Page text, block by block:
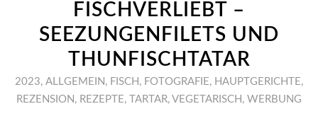
FISCHVERLIEBT –
SEEZUNGENFILETS UND
THUNFISCHTATAR
2023, ALLGEMEIN , FISCH , FOTOGRAFIE, HAUPTGERICHTE,
REZENSION , REZEPTE, TARTAR, VEGETARISCH , WERBUNG